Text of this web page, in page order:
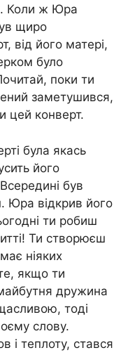
Коли ж Юра
щиро
від його матері,
було
поки ти
заметушився,
цей конверт.
була якась
його
був
Юра відкрив його
ти робиш
Ти створюєш
ніяких
якщо ти
дружина
тоді
слову.
і теплоту, стався